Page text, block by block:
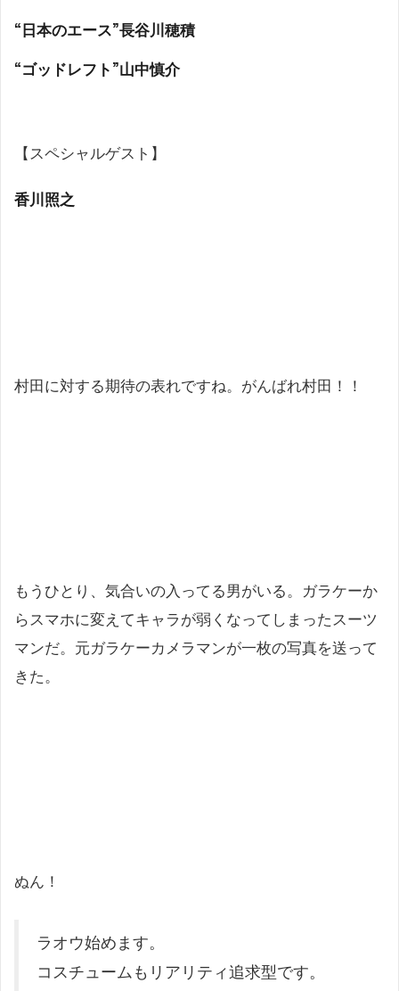
“日本のエース”長谷川穂積
“ゴッドレフト”山中慎介
【スペシャルゲスト】
香川照之
村田に対する期待の表れですね。がんばれ村田！！
もうひとり、気合いの入ってる男がいる。ガラケーか
らスマホに変えてキャラが弱くなってしまったスーツ
マンだ。元ガラケーカメラマンが一枚の写真を送って
きた。
ぬん！
ラオウ始めます。
コスチュームもリアリティ追求型です。